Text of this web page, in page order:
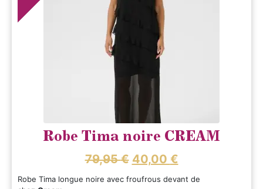
Robe Tima noire CREAM
79,95€ 40,00 €
Robe Tima longue noire avec froufrous devant de